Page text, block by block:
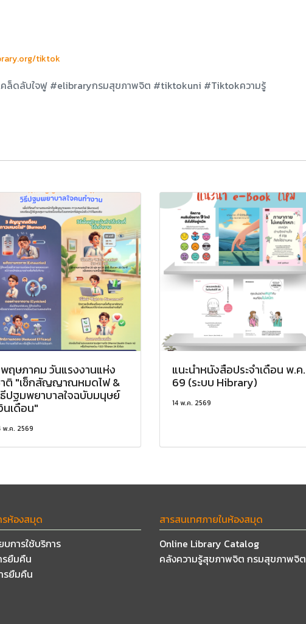
tiktok
ล็ดลับใจฟู #elibraryกรมสุขภาพจิต #tiktokuni #Tiktokความรู้
พฤษภาคม วันแรงงานแห่ง
ติ "เช็กสัญญาณหมดไฟ &
ปฐมพยาบาลใจฉบับมนุษย์
นเดือน"
พ.ค. 2569
แนะนำหนังสือประจำเดือน พ.ค.
69 (ระบบ Hibrary)
14 พ.ค. 2569
รห้องสมุด
บการใช้บริการ
รยืมคืน
รยืมคืน
สารสนเทศภายในห้องสมุด
Online Library Catalog
คลังความรู้สุขภาพจิต กรมสุขภาพจิต